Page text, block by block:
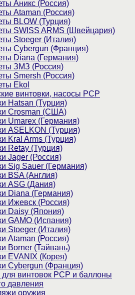
Аникс (Россия)
Ataman (Россия)
BLOW (Турция)
SWISS ARMS (Швейцария)
Stoeger (Италия)
Cybergun (Франция)
Diana (Германия)
ЗМЗ (Россия)
Smersh (Россия)
Ekol
винтовки, насосы PCP
Hatsan (Турция)
Crosman (США)
Umarex (Германия)
ASELKON (Турция)
Kral Arms (Турция)
Retay (Турция)
Jager (Россия)
Sig Sauer (Германия)
BSA (Англия)
ASG (Дания)
Diana (Германия)
Ижевск (Россия)
Daisy (Япония)
GAMO (Испания)
Stoeger (Италия)
Ataman (Россия)
Borner (Тайвань)
EVANIX (Корея)
Cybergun (Франция)
винтовок PCP и баллоны
давления
оружия